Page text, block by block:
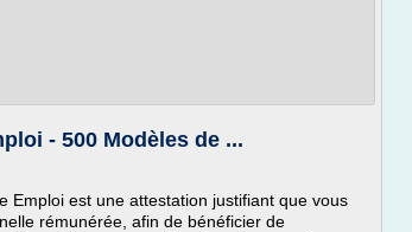
- 500 Modèles de ...
Emploi est une attestation justifiant que vous
rémunérée, afin de bénéficier de